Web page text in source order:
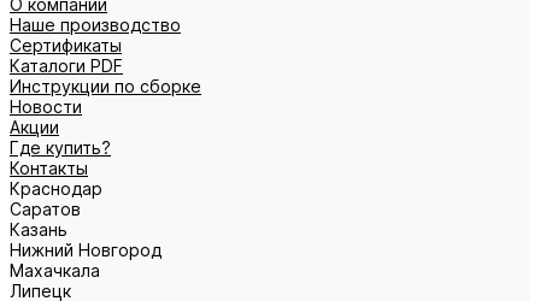
О компании
Наше производство
Сертификаты
Каталоги PDF
Инструкции по сборке
Новости
Акции
Где купить?
Контакты
Краснодар
Саратов
Казань
Нижний Новгород
Махачкала
Липецк